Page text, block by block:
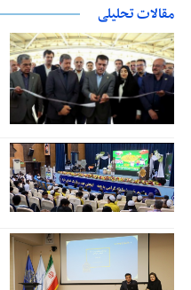
مقالات تحلیلی